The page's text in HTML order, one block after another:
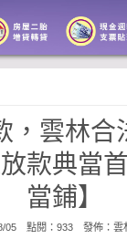
，雲林合
款典當
當鋪】
05 點閱：933 發佈： 雲